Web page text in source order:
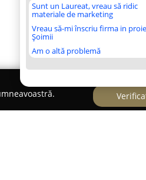
Sunt un Laureat, vreau să ridic
materiale de marketing
Vreau să-mi înscriu firma in
Șoimii
Am o altă problemă